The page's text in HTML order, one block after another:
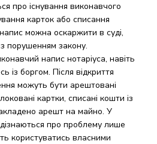
про існування виконавчого
карток або списання
можна оскаржити в суді,
порушенням закону.
напис нотаріуса, навіть
із боргом. Після відкриття
можуть бути арештовані
картки, списані кошти із
арешт на майно. У
про проблему лише
користуватись власними